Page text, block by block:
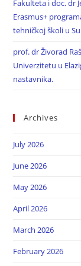
Fakulteta i doc. dr
Erasmus+
tehničkoj školi u
prof. dr Živorad
Univerzitetu u
nastavnika.
Archives
July 2026
June 2026
May 2026
April 2026
March 2026
February 2026